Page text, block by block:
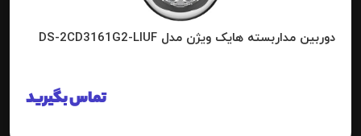
دوربین مداربسته هایک ویژن مدل DS-2CD3161G2-LIUF
تماس بگیرید